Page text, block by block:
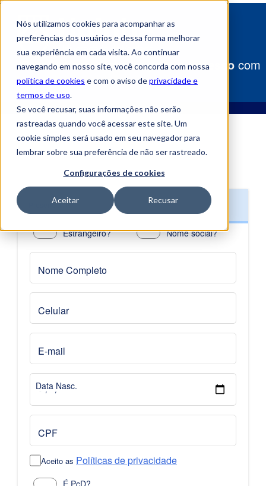
Nós utilizamos cookies para acompanhar as
preferências dos usuários e dessa forma melhorar
sua experiência em cada visita. Ao continuar
navegando em nosso site, você concorda com nossa
política de cookies e com o aviso deprivacidade e
termos de uso.
Se você recusar, suas informações não serão
rastreadas quando você acessar este site. Um
cookie simples será usado em seu navegador para
lembrar sobre sua preferência de não ser rastreado.
Configurações de cookies
Aceitar Recusar
Construaseu caminho para o sucesso com
a Uniube!
Presencial
Estrangeiro? Nome social?
Nome Completo
Celular
E-mail
Data Nasc.
CPF
Aceito as Políticas de privacidade